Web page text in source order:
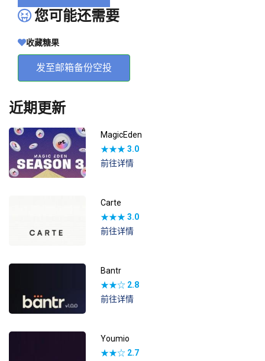
您可能还需要
收藏糖果
发至邮箱备份空投
近期更新
MagicEden
★★★3.0
前往详情
Carte
★★★3.0
前往详情
Bantr
★★☆ 2.8
前往详情
Youmio
★★☆ 2.7